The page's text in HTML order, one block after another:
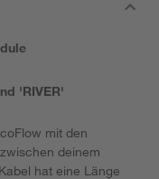
'RIVER'
mit den
deinem
hat eine Länge